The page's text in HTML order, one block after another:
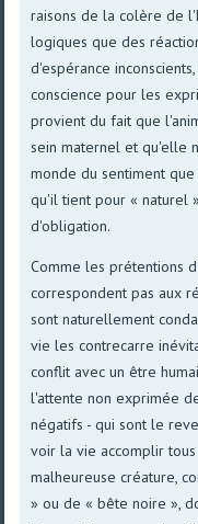
raisons de la colère de
logiques que des
d'espérance
conscience pour les
provient du fait que
sein maternel et qu'elle
monde du sentiment
qu'il tient pour « naturel
d'obligation.
Comme les prétentions
correspondent pas aux
sont naturellement
vie les contrecarre
conflit avec un être
l'attente non exprimée
négatifs - qui sont le
voir la vie accomplir
malheureuse créature,
» ou de « bête noire »,